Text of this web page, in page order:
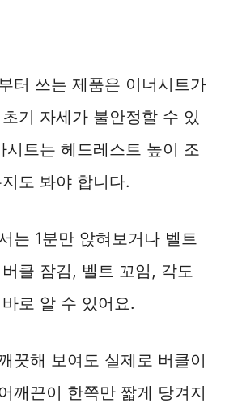
터 쓰는 제품은 이너시트가
기 자세가 불안정할 수 있
시트는 헤드레스트 높이 조
도 봐야 합니다.
는 1분만 앉혀보거나 벨트
클 잠김, 벨트 꼬임, 각도
로 알 수 있어요.
끗해 보여도 실제로 버클이
깨끈이 한쪽만 짧게 당겨지